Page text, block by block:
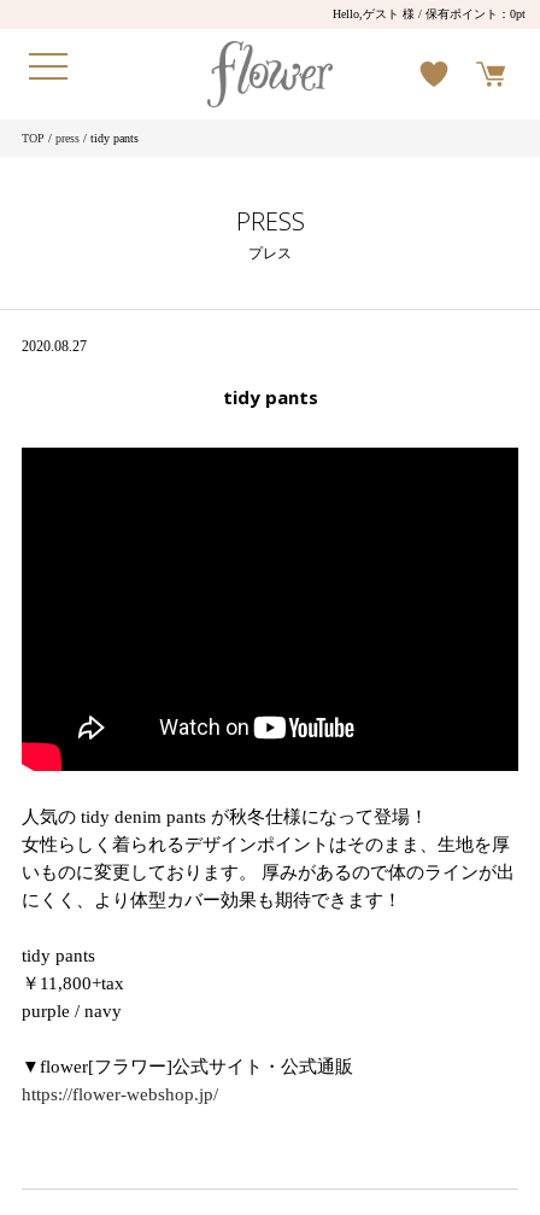
Hello,ゲスト 様 / 保有ポイント：0pt
TOP / press/ tidy pants
PRESS
プレス
2020.08.27
tidy pants
人気の tidy denim pants が秋冬仕様になって登場！
女性らしく着られるデザインポイントはそのまま、生地を厚
いものに変更しております。 厚みがあるので体のラインが出
にくく、より体型カバー効果も期待できます！
tidy pants
￥11,800+tax
purple / navy
▼flower[フラワー]公式サイト・公式通販
https://flower-webshop.jp/